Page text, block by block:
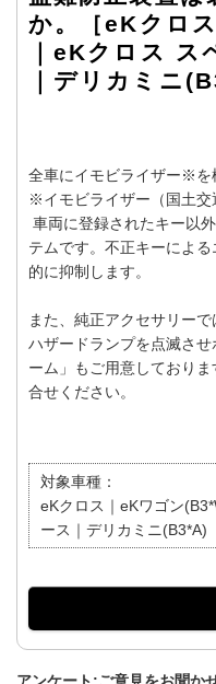
か。［eKクロ
｜eKクロス ス
｜デリカミニ
全車にイモビライザー※を
※イモビライザー（国土交
車両に登録されたキー以
テムです。不正キーによ
的に抑制します。
また、純正アクセサリー
ハザードランプを点滅さ
ーム」もご用意しておりま
合せください。
対象車種：
eKクロス｜eKワゴン
ース｜デリカミニ(B3*A)